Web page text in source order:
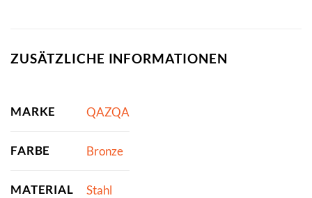
ZUSÄTZLICHE INFORMATIONEN
MARKE QAZQA
FARBE Bronze
MATERIAL Stahl